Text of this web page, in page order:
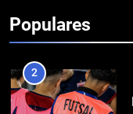
Populares
2